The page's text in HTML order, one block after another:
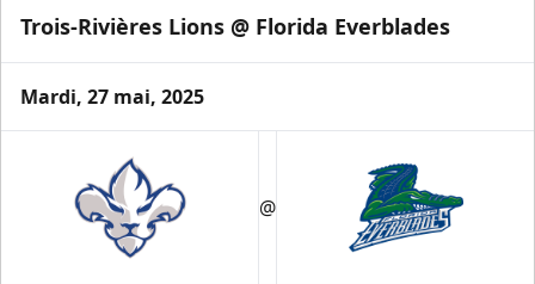
Trois-Rivières Lions @ Florida Everblades
Mardi, 27 mai, 2025
@